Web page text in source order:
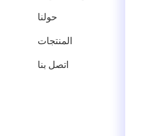
حولنا
المنتجات
اتصل بنا